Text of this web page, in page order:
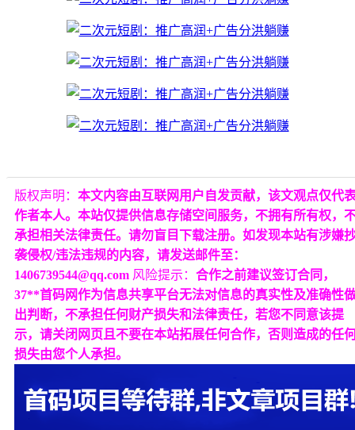
版权声明： 本文内容由互联网用户自发贡献，该文观点仅代
作者本人。本站仅提供信息存储空间服务，不拥有所有权，
承担相关法律责任。请勿盲目下载注册。如发现本站有涉嫌
袭侵权/违法违规的内容，请发送邮件至：
1406739544@qq.com 风险提示： 合作之前建议签订合同，
37**首码网作为信息共享平台无法对信息的真实性及准确性
出判断，不承担任何财产损失和法律责任，若您不同意该提
示，请关闭网页且不要在本站拓展任何合作，否则造成的任
损失由您个人承担。